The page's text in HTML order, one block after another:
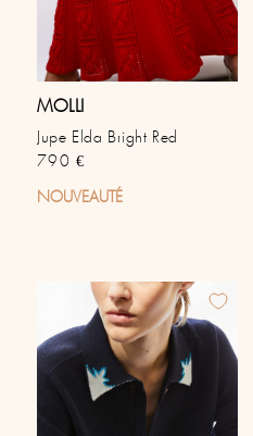
MOLLI
Jupe Elda Bright Red
Prix habituel
790 €
NOUVEAUTÉ